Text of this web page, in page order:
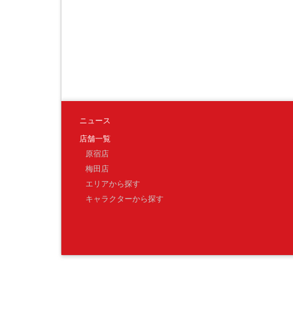
ニュース
店舗一覧
原宿店
梅田店
エリアから探す
キャラクターから探す